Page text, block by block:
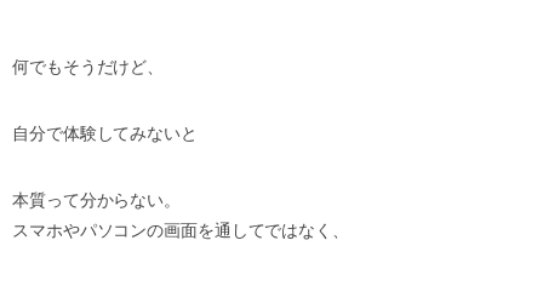
何でもそうだけど、
自分で体験してみないと
本質って分からない。
スマホやパソコンの画面を通してではなく、